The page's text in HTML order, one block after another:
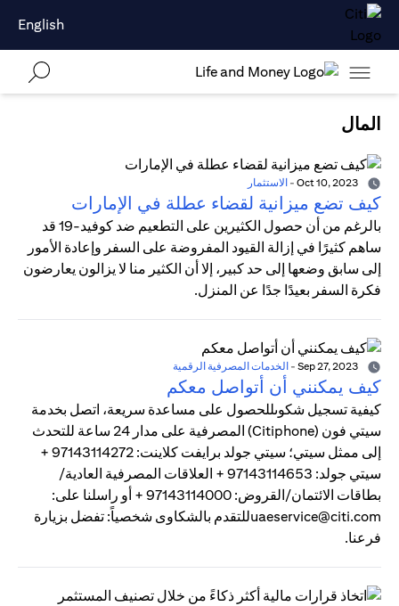
English
المال
- الاستثمار
كيف تضع ميزانية لقضاء عطلة في الإمارات
بالرغم من أن حصول الكثيرين على التطعيم ضد كوفيد-19 قد
ساهم كثيرًا في إزالة القيود المفروضة على السفر وإعادة الأمور
إلى سابق وضعها إلى حد كبير، إلا أن الكثير منا لا يزالون يعارضون
فكرة السفر بعيدًا جدًا عن المنزل.
- الخدمات المصرفية الرقمية
كيف يمكنني أن أتواصل معكم
كيفية تسجيل شكوىللحصول على مساعدة سريعة، اتصل بخدمة
سيتي فون (Citiphone) المصرفية على مدار 24 ساعة للتحدث
إلى ممثل سيتي؛ سيتي جولد برايفت كلاينت: 97143114272 +
سيتي جولد: 97143114653 + العلاقات المصرفية العادية/
بطاقات الائتمان/القروض: 97143114000 + أو راسلنا على:
uaeservice@citi.comللتقدم بالشكاوى شخصياً: تفضل بزيارة
فرعنا.